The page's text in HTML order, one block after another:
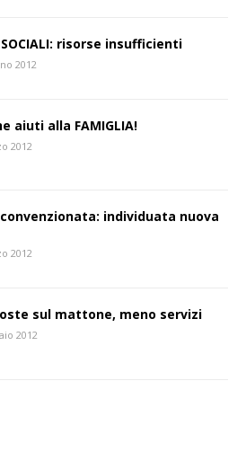
SOCIALI: risorse insufficienti
2012
aiuti alla FAMIGLIA!
2012
individuata nuova
2012
sul mattone, meno servizi
2012